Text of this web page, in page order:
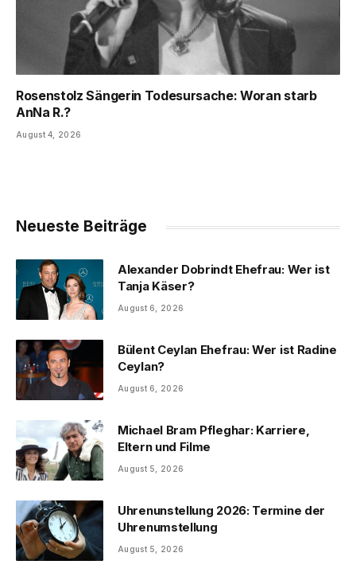
Rosenstolz Sängerin Todesursache: Woran starb
AnNa R.?
August 4, 2026
Neueste Beiträge
Alexander Dobrindt Ehefrau: Wer ist
Tanja Käser?
August 6, 2026
Bülent Ceylan Ehefrau: Wer ist Radine
Ceylan?
August 6, 2026
Michael Bram Pfleghar: Karriere,
Eltern und Filme
August 5, 2026
Uhrenunstellung 2026: Termine der
Uhrenumstellung
August 5, 2026